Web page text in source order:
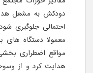
دودکش به مشعل
احتمالی جلوگیری
معمولا دستگاه
مواقع اضطراری
هدایت کرد و از